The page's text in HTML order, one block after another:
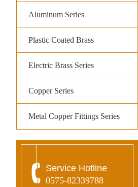
Aluminum Series
Plastic Coated Brass
Electric Brass Series
Copper Series
Metal Copper Fittings Series
Service Hotline
0575-82339788